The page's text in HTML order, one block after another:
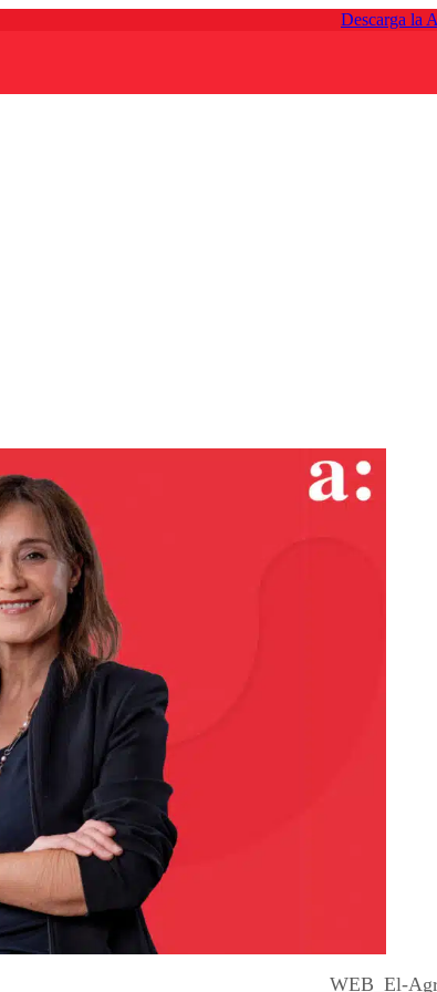
Descarga la
WEB_El-